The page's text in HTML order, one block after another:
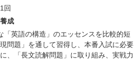
回
成
「英語の構造」のエッセンスを比較的短
問題」を通して習得し、本番入試に必要
、「長文読解問題」に取り組み、実戦力